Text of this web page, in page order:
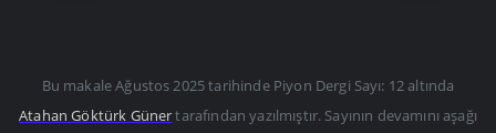
Bu makaleAğustos 2025tarihinde Piyon Dergi Sayı: 12 altında
Atahan Göktürk Günertarafından yazılmıştır. Sayının devamını aşağı